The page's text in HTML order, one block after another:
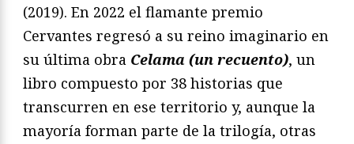
(2019). En 2022 el flamante premio
Cervantes regresó a su reino imaginario en
su última obra Celama (un recuento), un
libro compuesto por 38 historias que
transcurren en ese territorio y, aunque la
mayoría forman parte de la trilogía, otras